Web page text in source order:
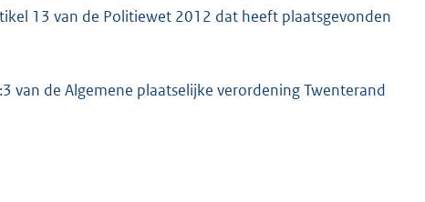
o
e
13 van de Politiewet 2012 dat heeft plaatsgevonden
van de Algemene plaatselijke verordening Twenterand